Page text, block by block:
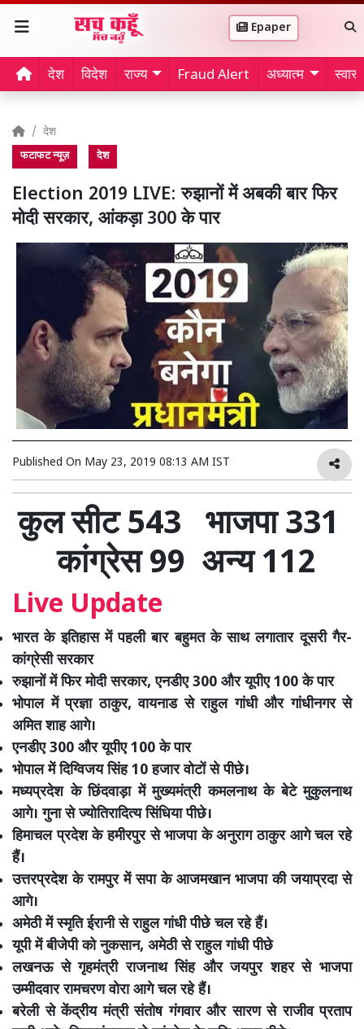
Epaper
देश विदेश राज्य Fraud Alert अध्यात्म
देश
फटाफट न्यूज़ देश
Election 2019 LIVE: रुझानों में अबकी बार फिर
मोदी सरकार, आंकड़ा 300 के पार
Published On May 23, 2019 08:13 AM IST
कुल सीट 543 भाजपा 331
कांग्रेस 99 अन्य 112
Live Update
भारत के इतिहास में पहली बार बहुमत के साथ लगातार दूसरी गैर-
कांग्रेसी सरकार
रुझानों में फिर मोदी सरकार, एनडीए 300 और यूपीए 100 के पार
भोपाल में प्रज्ञा ठाकुर, वायनाड से राहुल गांधी और गांधीनगर से
अमित शाह आगे।
एनडीए 300 और यूपीए 100 के पार
भोपाल में दिग्विजय सिंह 10 हजार वोटों से पीछे।
मध्यप्रदेश के छिंदवाड़ा में मुख्यमंत्री कमलनाथ के बेटे मुकुलनाथ
आगे। गुना से ज्योतिरादित्य सिंधिया पीछे।
हिमाचल प्रदेश के हमीरपुर से भाजपा के अनुराग ठाकुर आगे चल रहे
हैं।
उत्तरप्रदेश के रामपुर में सपा के आजमखान भाजपा की जयाप्रदा से
आगे।
अमेठी में स्मृति ईरानी से राहुल गांधी पीछे चल रहे हैं।
यूपी में बीजेपी को नुकसान, अमेठी से राहुल गांधी पीछे
लखनऊ से गृहमंत्री राजनाथ सिंह और जयपुर शहर से भाजपा
उम्मीदवार रामचरण वाेरा आगे चल रहे हैं।
बरेली से केंद्रीय मंत्री संतोष गंगवार और सारण से राजीव प्रताप